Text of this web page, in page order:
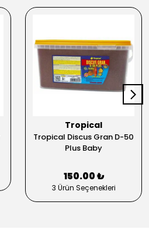
Tropical
Tropical Discus Gran D-50
Plus Baby
150.00 ₺
3 Ürün Seçenekleri